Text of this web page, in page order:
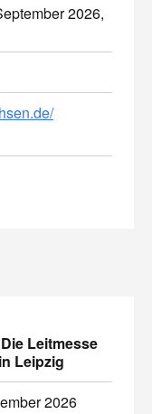
2026,
Leitmesse
Leipzig
2026